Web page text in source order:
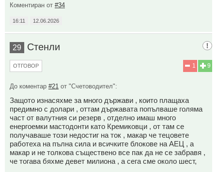
Коментиран от #34
16:11 12.06.2026
29 Стенли
9
1
ОТГОВОР
До коментар #21 от "Счетоводител":
Защото изнасяхме за много държави , които плащаха
предимно с долари , оттам държавата попълваше голяма
част от валутния си резерв , отделно имаш много
енергоемки мастодонти като Кремиковци , от там се
получаваше този недостиг на ток , макар че тецовете
работеха на пълна сила и всичките блокове на АЕЦ , а
макар и не толкова съществено все пак да не се забравя ,
че тогава бяхме девет милиона , а сега сме около шест,